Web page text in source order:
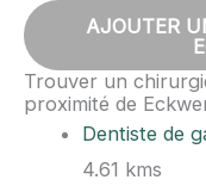
AJOUTER
Trouver un
proximité de
Dentiste de
4.61 kms